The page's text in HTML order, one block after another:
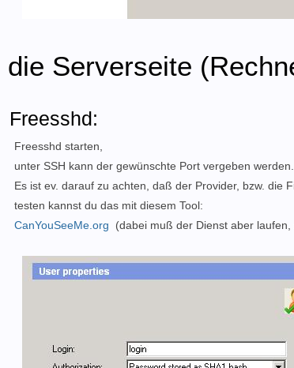
die Serverseite
Freesshd:
Freesshd starten,
unter SSH kann der gewünschte Port vergeben werden.
Es ist ev. darauf zu achten, daß der Provider, bzw. die
testen kannst du das mit diesem Tool:
CanYouSeeMe.org
(dabei muß der Dienst aber